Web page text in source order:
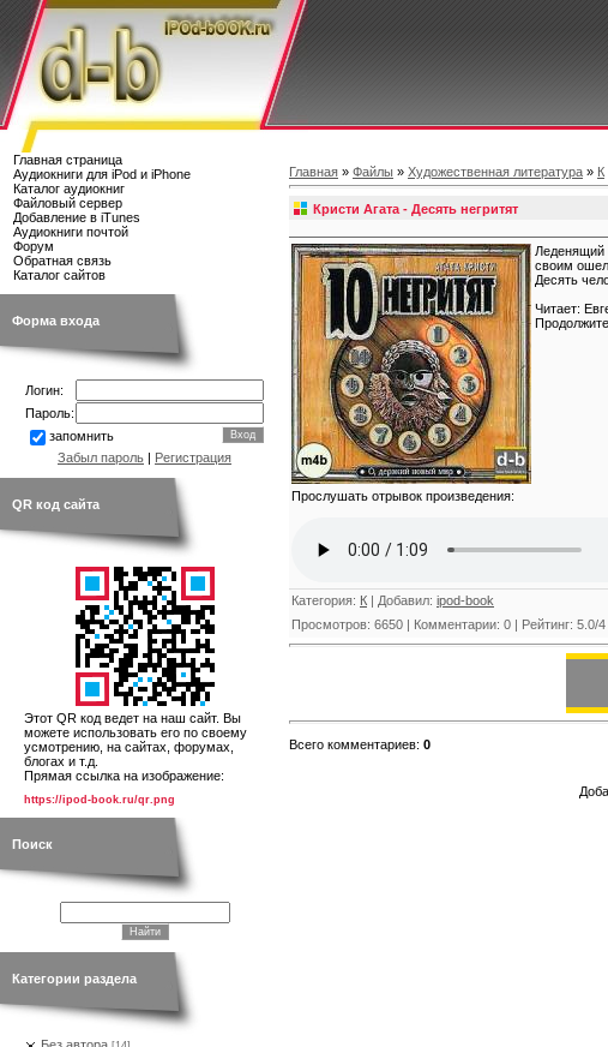
Главная страница
Аудиокниги для iPod и iPhone
Каталог аудиокниг
Файловый сервер
Добавление в iTunes
Аудиокниги почтой
Форум
Обратная связь
Каталог сайтов
Форма входа
Логин:
Пароль:
запомнить
Забыл пароль | Регистрация
QR код сайта
Этот QR код ведет на наш сайт. Вы
можете использовать его по своему
усмотрению, на сайтах, форумах,
блогах и т.д.
Прямая ссылка на изображение:
https://ipod-book.ru/qr.png
Поиск
Категории раздела
Главная » Файлы » Художественная литература » К
Кристи Агата - Десять негритят
Леденящий
своим
Десять
Читает:
Прослушать отрывок произведения:
Категория: К | Добавил: ipod-book
Просмотров: 6650 | Комментарии: 0 | Рейтинг: 5.0/4
Всего комментариев: 0